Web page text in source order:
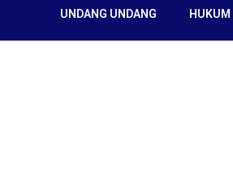
UNDANG UNDANG HUKUM